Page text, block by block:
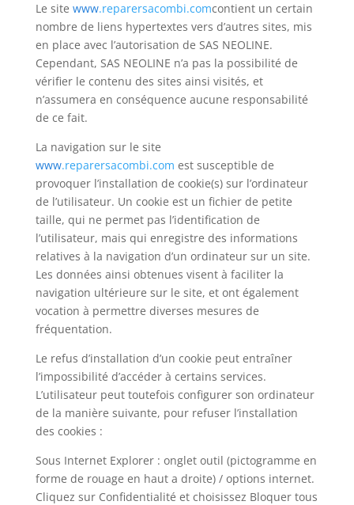
Le site www.reparersacombi.comcontient un certain
nombre de liens hypertextes vers d’autres sites, mis
en place avec l’autorisation de SAS NEOLINE.
Cependant, SAS NEOLINE n’a pas la possibilité de
vérifier le contenu des sites ainsi visités, et
n’assumera en conséquence aucune responsabilité
de ce fait.
La navigation sur le site
www.reparersacombi.com est susceptible de
provoquer l’installation de cookie(s) sur l’ordinateur
de l’utilisateur. Un cookie est un fichier de petite
taille, qui ne permet pas l’identification de
l’utilisateur, mais qui enregistre des informations
relatives à la navigation d’un ordinateur sur un site.
Les données ainsi obtenues visent à faciliter la
navigation ultérieure sur le site, et ont également
vocation à permettre diverses mesures de
fréquentation.
Le refus d’installation d’un cookie peut entraîner
l’impossibilité d’accéder à certains services.
L’utilisateur peut toutefois configurer son ordinateur
de la manière suivante, pour refuser l’installation
des cookies :
Sous Internet Explorer : onglet outil (pictogramme en
forme de rouage en haut a droite) / options internet.
Cliquez sur Confidentialité et choisissez Bloquer tous